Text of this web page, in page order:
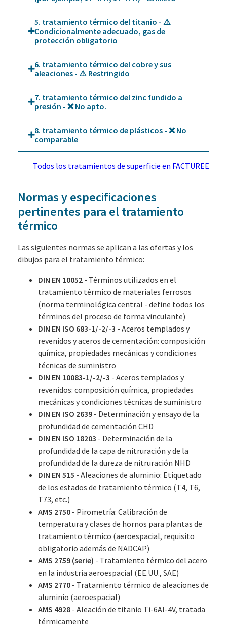
5. tratamiento térmico del titanio - ⚠️
Condicionalmente adecuado, gas de
protección obligatorio
6. tratamiento térmico del cobre y sus
aleaciones - ⚠️ Restringido
7. tratamiento térmico del zinc fundido a
presión - ❌ No apto.
8. tratamiento térmico de plásticos - ❌ No
comparable
Todos los tratamientos de superficie en FACTUREE
Normas y especificaciones
pertinentes para el tratamiento
térmico
Las siguientes normas se aplican a las ofertas y los
dibujos para el tratamiento térmico:
DIN EN 10052 - Términos utilizados en el
tratamiento térmico de materiales ferrosos
(norma terminológica central - define todos los
términos del proceso de forma vinculante)
DIN EN ISO 683-1/-2/-3 - Aceros templados y
revenidos y aceros de cementación: composición
química, propiedades mecánicas y condiciones
técnicas de suministro
DIN EN 10083-1/-2/-3 - Aceros templados y
revenidos: composición química, propiedades
mecánicas y condiciones técnicas de suministro
DIN EN ISO 2639 - Determinación y ensayo de la
profundidad de cementación CHD
DIN EN ISO 18203 - Determinación de la
profundidad de la capa de nitruración y de la
profundidad de la dureza de nitruración NHD
DIN EN 515 - Aleaciones de aluminio: Etiquetado
de los estados de tratamiento térmico (T4, T6,
T73, etc.)
AMS 2750 - Pirometría: Calibración de
temperatura y clases de hornos para plantas de
tratamiento térmico (aeroespacial, requisito
obligatorio además de NADCAP)
AMS 2759 (serie) - Tratamiento térmico del acero
en la industria aeroespacial (EE.UU., SAE)
AMS 2770 - Tratamiento térmico de aleaciones de
aluminio (aeroespacial)
AMS 4928 - Aleación de titanio Ti-6Al-4V, tratada
térmicamente